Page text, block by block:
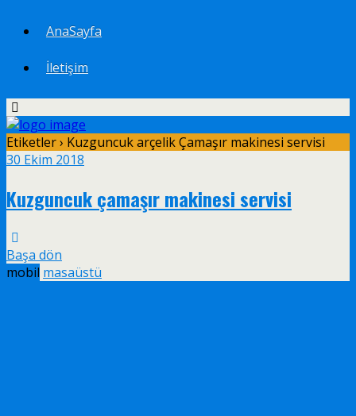
AnaSayfa
İletişim
Etiketler › Kuzguncuk arçelik Çamaşır makinesi servisi
30 Ekim 2018
Kuzguncuk çamaşır makinesi servisi
Başa dön
mobil masaüstü